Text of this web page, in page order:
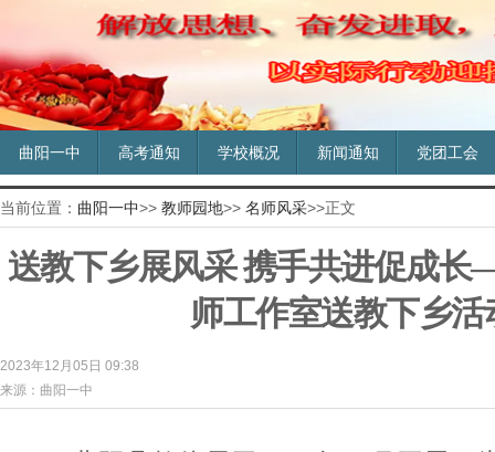
曲阳一中 高考通知 学校概况 新闻通知 党团工会
当前位置： 曲阳一中>> 教师园地>> 名师风采>>正文
送教下乡展风采 携手共进促成长
师工作室送教下乡活
2023年12月05日 09:38
来源：曲阳一中